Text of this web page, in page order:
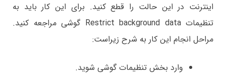
اینترنت در این حالت را قطع کنید. برای این کار باید به
تنظیمات Restrict background data گوشی مراجعه کنید.
مراحل انجام این کار به شرح زیراست:
وارد بخش تنظیمات گوشی شوید.